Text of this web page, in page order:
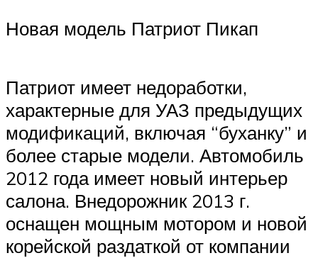
Новая модель Патриот Пикап
Патриот имеет недоработки,
характерные для УАЗ предыдущих
модификаций, включая “буханку” и
более старые модели. Автомобиль
2012 года имеет новый интерьер
салона. Внедорожник 2013 г.
оснащен мощным мотором и новой
корейской раздаткой от компании